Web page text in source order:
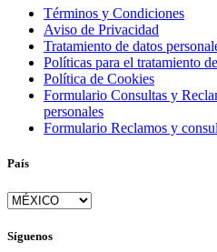
Términos y Condiciones
Aviso de Privacidad
Tratamiento de datos
Políticas para el tratamiento
Política de Cookies
Formulario Consultas y
personales
Formulario Reclamos y
País
Síguenos